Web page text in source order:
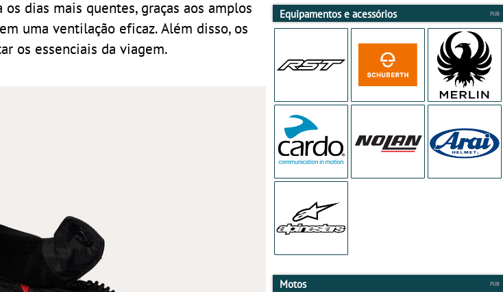
dias mais quentes, graças aos amplos
uma ventilação eficaz. Além disso, os
os essenciais da viagem.
Equipamentos e acessórios
Motos